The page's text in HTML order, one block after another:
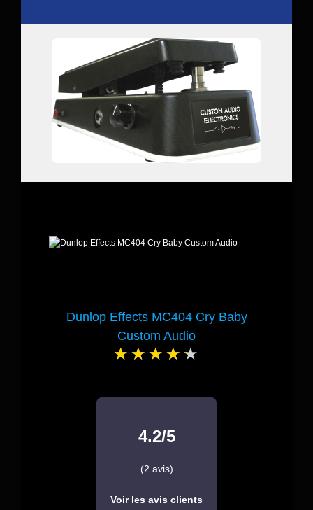
Dunlop Effects MC404 Cry Baby
Custom Audio
4.2/5
(2 avis)
Voir les avis clients